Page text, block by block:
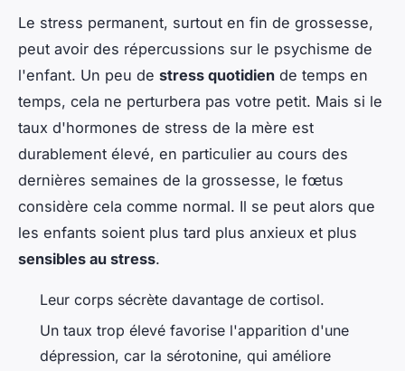
Le stress permanent, surtout en fin de grossesse,
peut avoir des répercussions sur le psychisme de
l'enfant. Un peu de stress quotidien de temps en
temps, cela ne perturbera pas votre petit. Mais si le
taux d'hormones de stress de la mère est
durablement élevé, en particulier au cours des
dernières semaines de la grossesse, le fœtus
considère cela comme normal. Il se peut alors que
les enfants soient plus tard plus anxieux et plus
sensibles au stress.
Leur corps sécrète davantage de cortisol.
Un taux trop élevé favorise l'apparition d'une
dépression, car la sérotonine, qui améliore